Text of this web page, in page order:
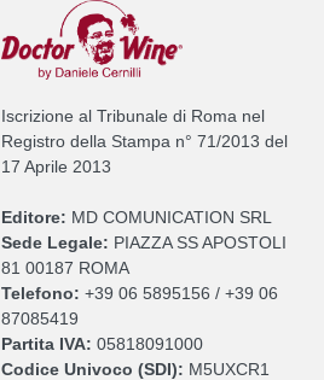
Iscrizione al Tribunale di Roma nel
Registro della Stampa n° 71/2013 del
17 Aprile 2013
Editore: MD COMUNICATION SRL
Sede Legale: PIAZZA SS APOSTOLI
81 00187 ROMA
Telefono: +39 06 5895156 / +39 06
87085419
Partita IVA: 05818091000
Codice Univoco (SDI): M5UXCR1